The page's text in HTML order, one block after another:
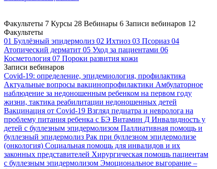
Факультеты 7 Курсы 28 Вебинары 6 Записи вебинаров 12
Факультеты
01 Буллёзный эпидермолиз 02 Ихтиоз 03 Псориаз 04
Атопический дерматит 05 Уход за пациентами 06
Косметология 07 Пороки развития кожи
Записи вебинаров
Covid-19: определение, эпидемиология, профилактика
Актуальные вопросы вакцинопрофилактики Амбулаторное
наблюдение за недоношенным ребенком на первом году
жизни, тактика реабилитации недоношенных детей
Вакцинация от Covid-19 Взгляд педиатра и невролога на
проблему питания ребенка с БЭ Витамин Д Инвалидность у
детей с буллезным эпидермолизом Паллиативная помощь и
буллезный эпидермолиз Рак при буллезном эпидермолизе
(онкология) Социальная помощь для инвалидов и их
законных представителей Хирургическая помощь пациентам
с буллезным эпидермолизом Эмоциональное выгорание –